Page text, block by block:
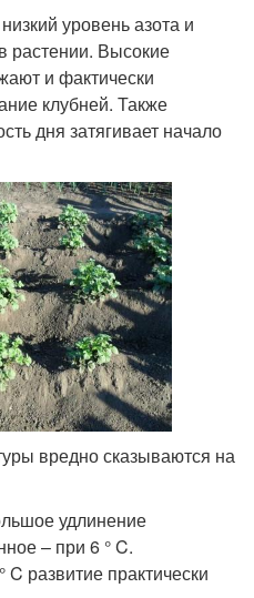
уровень азота и
растении. Высокие
и фактически
клубней. Также
дня затягивает начало
вредно сказываются на
удлинение
– при 6 ° C.
развитие практически